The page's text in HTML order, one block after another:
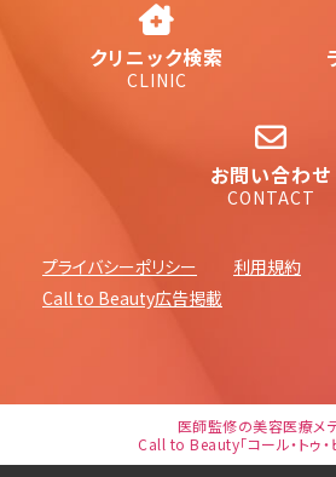
クリニック検索
CLINIC
お問い合わせ
CONTACT
プライバシーポリシー 利用規約
Call to Beauty広告掲載
医師監修の美容医療メ
Call to Beauty「コール・トゥ・